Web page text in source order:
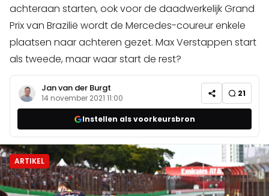
achteraan starten, ook voor de daadwerkelijk Grand
Prix van Brazilië wordt de Mercedes-coureur enkele
plaatsen naar achteren gezet. Max Verstappen start
als tweede, maar waar start de rest?
Jan van der Burgt
14 november 2021 11:00 21
Instellen als voorkeursbron
ARTIKEL